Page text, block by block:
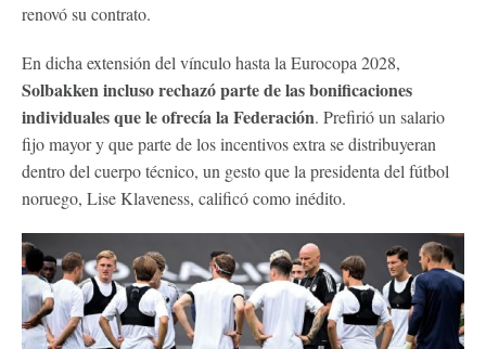
renovó su contrato.
En dicha extensión del vínculo hasta la Eurocopa 2028,
Solbakken incluso rechazó parte de las bonificaciones
individuales que le ofrecía la Federación. Prefirió un salario
fijo mayor y que parte de los incentivos extra se distribuyeran
dentro del cuerpo técnico, un gesto que la presidenta del fútbol
noruego, Lise Klaveness, calificó como inédito.